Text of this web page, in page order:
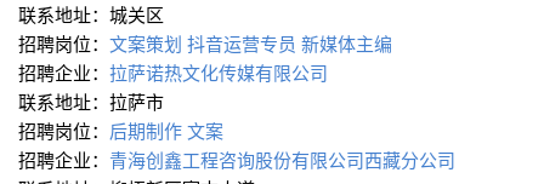
联系地址：城关区
招聘岗位： 文案策划 抖音运营专员 新媒体主编
招聘企业： 拉萨诺热文化传媒有限公司
联系地址：拉萨市
招聘岗位： 后期制作文案
招聘企业： 青海创鑫工程咨询股份有限公司西藏分公司